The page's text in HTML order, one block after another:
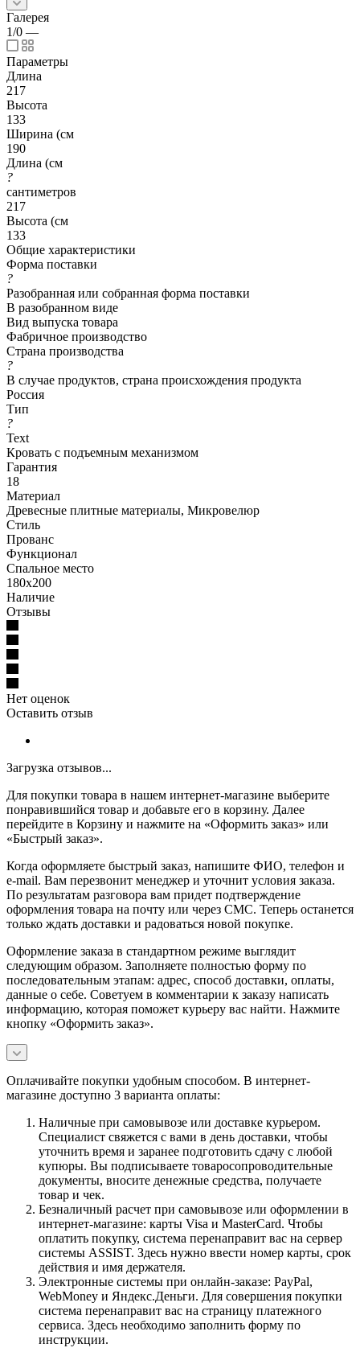
Галерея
1/0 —
Параметры
Длина
217
Высота
133
Ширина (см
190
Длина (см
?
сантиметров
217
Высота (см
133
Общие характеристики
Форма поставки
?
Разобранная или собранная форма поставки
В разобранном виде
Вид выпуска товара
Фабричное производство
Страна производства
?
В случае продуктов, страна происхождения продукта
Россия
Тип
?
Text
Кровать с подъемным механизмом
Гарантия
18
Материал
Древесные плитные материалы, Микровелюр
Стиль
Прованс
Функционал
Спальное место
180x200
Наличие
Отзывы
Нет оценок
Оставить отзыв
Загрузка отзывов...
Для покупки товара в нашем интернет-магазине выберите
понравившийся товар и добавьте его в корзину. Далее
перейдите в Корзину и нажмите на «Оформить заказ» или
«Быстрый заказ».
Когда оформляете быстрый заказ, напишите ФИО, телефон и
e-mail. Вам перезвонит менеджер и уточнит условия заказа.
По результатам разговора вам придет подтверждение
оформления товара на почту или через СМС. Теперь останется
только ждать доставки и радоваться новой покупке.
Оформление заказа в стандартном режиме выглядит
следующим образом. Заполняете полностью форму по
последовательным этапам: адрес, способ доставки, оплаты,
данные о себе. Советуем в комментарии к заказу написать
информацию, которая поможет курьеру вас найти. Нажмите
кнопку «Оформить заказ».
Оплачивайте покупки удобным способом. В интернет-
магазине доступно 3 варианта оплаты:
Наличные при самовывозе или доставке курьером.
Специалист свяжется с вами в день доставки, чтобы
уточнить время и заранее подготовить сдачу с любой
купюры. Вы подписываете товаросопроводительные
документы, вносите денежные средства, получаете
товар и чек.
Безналичный расчет при самовывозе или оформлении в
интернет-магазине: карты Visa и MasterCard. Чтобы
оплатить покупку, система перенаправит вас на сервер
системы ASSIST. Здесь нужно ввести номер карты, срок
действия и имя держателя.
Электронные системы при онлайн-заказе: PayPal,
WebMoney и Яндекс.Деньги. Для совершения покупки
система перенаправит вас на страницу платежного
сервиса. Здесь необходимо заполнить форму по
инструкции.